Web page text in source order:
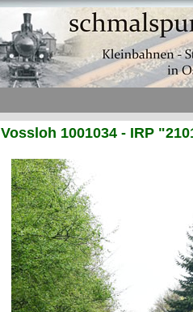
Vossloh 1001034 - IRP